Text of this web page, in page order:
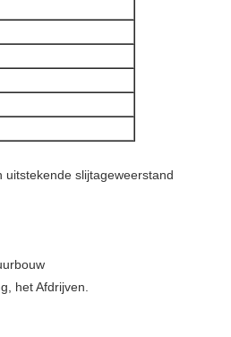
slijtageweerstand
het Afdrijven.